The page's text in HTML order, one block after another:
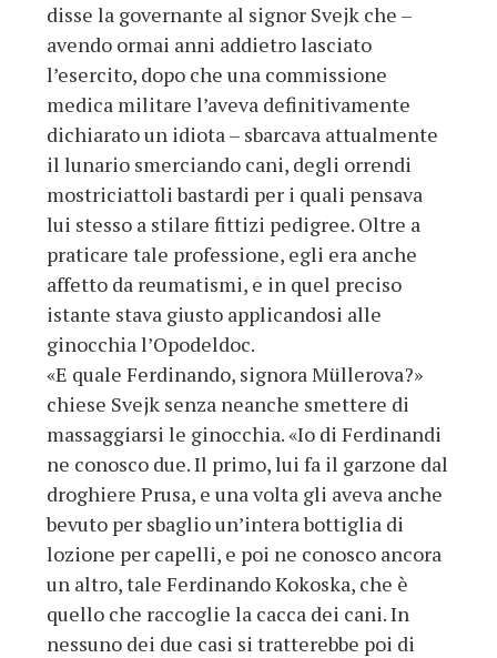
disse la governante al signor Svejk che –
avendo ormai anni addietro lasciato
l’esercito, dopo che una commissione
medica militare l’aveva definitivamente
dichiarato un idiota – sbarcava attualmente
il lunario smerciando cani, degli orrendi
mostriciattoli bastardi per i quali pensava
lui stesso a stilare fittizi pedigree. Oltre a
praticare tale professione, egli era anche
affetto da reumatismi, e in quel preciso
istante stava giusto applicandosi alle
ginocchia l’Opodeldoc.
«E quale Ferdinando, signora Müllerova?»
chiese Svejk senza neanche smettere di
massaggiarsi le ginocchia. «Io di Ferdinandi
ne conosco due. Il primo, lui fa il garzone dal
droghiere Prusa, e una volta gli aveva anche
bevuto per sbaglio un’intera bottiglia di
lozione per capelli, e poi ne conosco ancora
un altro, tale Ferdinando Kokoska, che è
quello che raccoglie la cacca dei cani. In
nessuno dei due casi si tratterebbe poi di